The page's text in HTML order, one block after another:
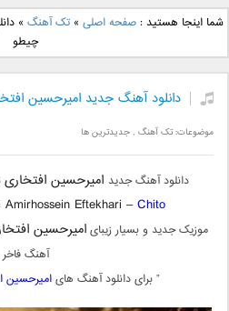
دانلود آهنگ جدید بهنام
بانی بنام قرص قمر 2 شما اینجا هستید :صفحه اصلی »تک آهنگ »
چیطو
دانلود آهنگ جدید امیرحسین
موضوعات:تک آهنگ ,جدیدترین ها
دانلود آهنگ جدید امیرحسین افتخاری
Eftekhari –Chito
موزیک جدید و بسیار زیبایامیرحسین
آهنگ فاخر
” برای دانلود آهنگ هایامیرحسین